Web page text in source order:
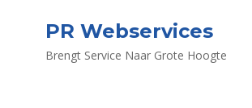
PR Webservices
Brengt Service Naar Grote Hoogte